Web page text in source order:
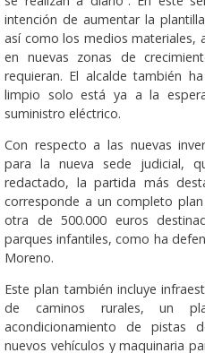
intención de aumentar la
así como los medios materiales,
en nuevas zonas de
requieran. El alcalde también
limpio solo está ya a la
suministro eléctrico.
Con respecto a las nuevas
para la nueva sede judicial,
redactado, la partida más
corresponde a un completo
otra de 500.000 euros
parques infantiles, como ha
Moreno.
Este plan también incluye
de caminos rurales, un
acondicionamiento de pistas
nuevos vehículos y maquinaria